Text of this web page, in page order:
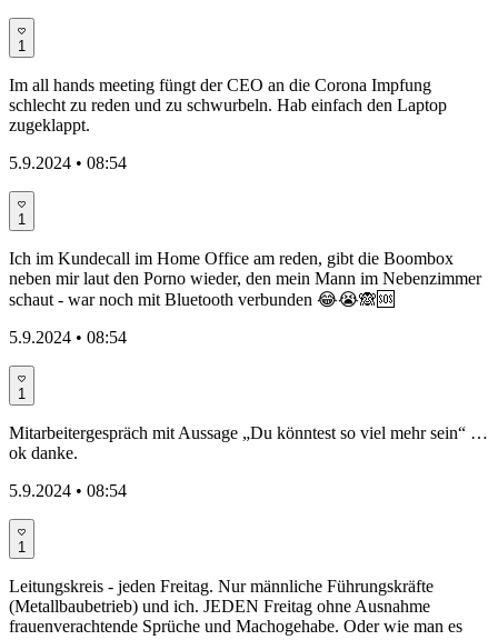
1
Im all hands meeting füngt der CEO an die Corona Impfung
schlecht zu reden und zu schwurbeln. Hab einfach den Laptop
zugeklappt.
5.9.2024 • 08:54
1
Ich im Kundecall im Home Office am reden, gibt die Boombox
neben mir laut den Porno wieder, den mein Mann im Nebenzimmer
schaut - war noch mit Bluetooth verbunden 😂😭🙈🆘
5.9.2024 • 08:54
1
Mitarbeitergespräch mit Aussage „Du könntest so viel mehr sein“ …
ok danke.
5.9.2024 • 08:54
1
Leitungskreis - jeden Freitag. Nur männliche Führungskräfte
(Metallbaubetrieb) und ich. JEDEN Freitag ohne Ausnahme
frauenverachtende Sprüche und Machogehabe. Oder wie man es